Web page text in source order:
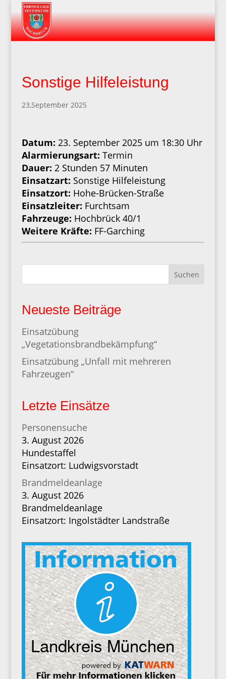
Sonstige Hilfeleistung
23,September 2025
Datum: 23. September 2025 um 18:30 Uhr
Alarmierungsart: Termin
Dauer: 2 Stunden 57 Minuten
Einsatzart: Sonstige Hilfeleistung
Einsatzort: Hohe-Brücken-Straße
Einsatzleiter: Furchtsam
Fahrzeuge: Hochbrück 40/1
Weitere Kräfte: FF-Garching
Suchen
Neueste Beiträge
Einsatzübung
„Vegetationsbrandbekämpfung“
Einsatzübung „Unfall mit mehreren
Fahrzeugen“
Letzte Einsätze
Personensuche
3. August 2026
Hundestaffel
Einsatzort: Ludwigsvorstadt
Brandmeldeanlage
3. August 2026
Brandmeldeanlage
Einsatzort: Ingolstädter Landstraße